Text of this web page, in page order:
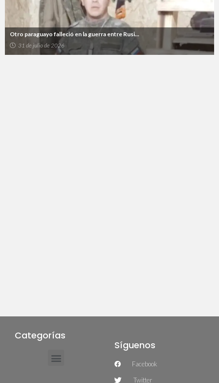
Otro paraguayo falleció en la guerra entre Rusi...
31 de julio de 2026
Categorías
Síguenos
Facebook
Twitter